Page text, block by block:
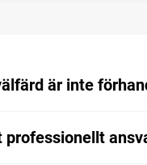
är inte
professionellt